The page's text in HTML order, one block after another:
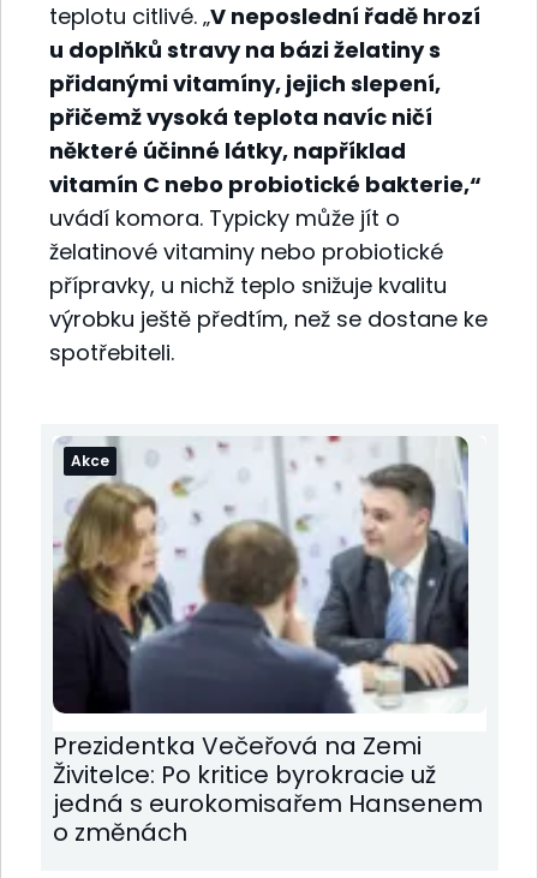
teplotu citlivé. „V neposlední řadě hrozí
u doplňků stravy na bázi želatiny s
přidanými vitamíny, jejich slepení,
přičemž vysoká teplota navíc ničí
některé účinné látky, například
vitamín C nebo probiotické bakterie,“
uvádí komora. Typicky může jít o
želatinové vitaminy nebo probiotické
přípravky, u nichž teplo snižuje kvalitu
výrobku ještě předtím, než se dostane ke
spotřebiteli.
Akce
Prezidentka Večeřová na Zemi
Živitelce: Po kritice byrokracie už
jedná s eurokomisařem Hansenem
o změnách